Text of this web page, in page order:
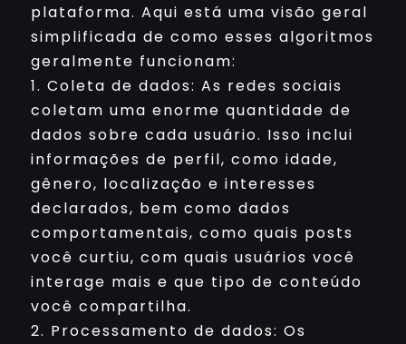
plataforma. Aqui está uma visão geral
simplificada de como esses algoritmos
geralmente funcionam:
1. Coleta de dados: As redes sociais
coletam uma enorme quantidade de
dados sobre cada usuário. Isso inclui
informações de perfil, como idade,
gênero, localização e interesses
declarados, bem como dados
comportamentais, como quais posts
você curtiu, com quais usuários você
interage mais e que tipo de conteúdo
você compartilha.
2. Processamento de dados: Os